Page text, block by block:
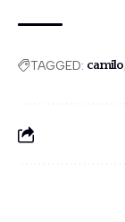
TAGGED: camilo